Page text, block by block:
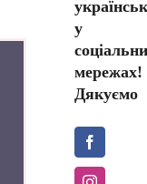
у
мережах!
Дякуємо